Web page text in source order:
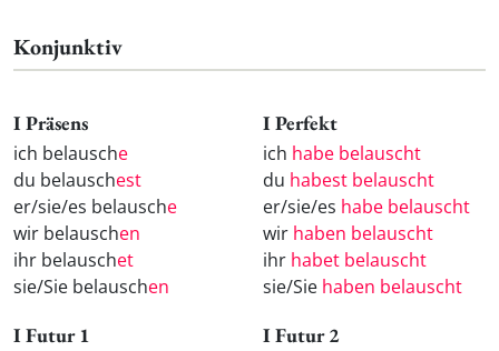
Konjunktiv
I Präsens
ich belausche
du belauschest
er/sie/es belausche
wir belauschen
ihr belauschet
sie/Sie belauschen
I Perfekt
ich habe belauscht
du habest belauscht
er/sie/es habe belauscht
wir haben belauscht
ihr habet belauscht
sie/Sie haben belauscht
I Futur 1 I Futur 2